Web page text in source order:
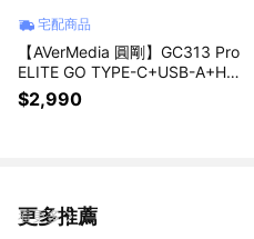
宅配商品
【AVerMedia 圓剛】GC313 Pro
ELITE GO TYPE-C+USB-A+HD
MI 100W 影像擷取充電器
$2,990
更多推薦
看更多